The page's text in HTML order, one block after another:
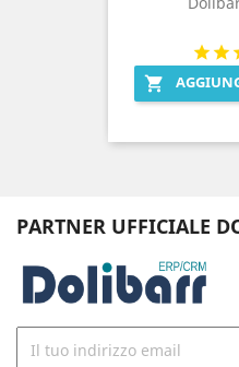

PARTNER UFFICIALE